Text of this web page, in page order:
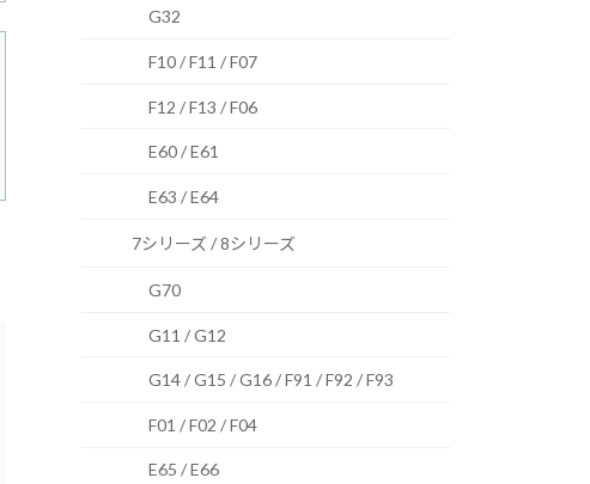
G32
F10 / F11 / F07
F12 / F13 / F06
E60 / E61
E63 / E64
7シリーズ / 8シリーズ
G70
G11 / G12
G14 / G15 / G16 / F91 / F92 / F93
F01 / F02 / F04
E65 / E66